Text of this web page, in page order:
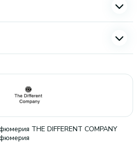
THE DIFFERENT COMPANY